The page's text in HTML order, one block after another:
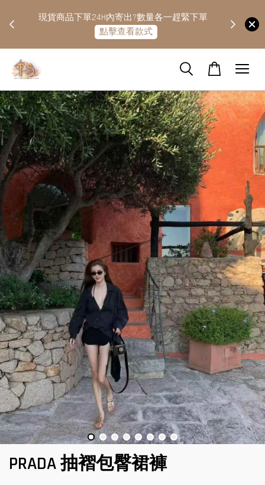
現貨商品下單24H內寄出?數量各一趕緊下單
點擊查看款式
PRADA 抽褶包臀裙褲